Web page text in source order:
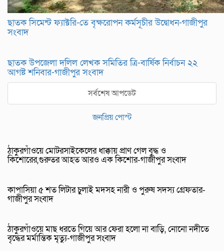
ছাতক সিমেন্ট ফ্যাক্টরি-তে বৃক্ষরোপন কর্মসূচীর উদ্বোধন-গাজীপুর
সংবাদ
ছাতক উপজেলা দলিল লেখক সমিতির ত্রি-বার্ষিক নির্বাচন ২২
আগষ্ট শনিবার-গাজীপুর সংবাদ
সর্বশেষ আপডেট
জনপ্রিয় পোস্ট
ঠাকুরগাঁওয়ে মোটরসাইকেলের ধাক্কায় প্রাণ গেল বৃদ্ধ ও
কিশোরের,গুরুতর আহত আরও এক কিশোর-গাজীপুর সংবাদ
কাপাসিয়া ৫ শত লিটার চুলাই মদসহ নারী ও পুরুষ সদস্য গ্রেফতার-
গাজীপুর সংবাদ
ঠাকুরগাঁওয়ে মাছ ধরতে গিয়ে আর ফেরা হলো না বাড়ি, নোনো নদীতে
বৃদ্ধের মর্মান্তিক মৃত্যু-গাজীপুর সংবাদ